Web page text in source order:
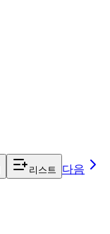
리스트 다음